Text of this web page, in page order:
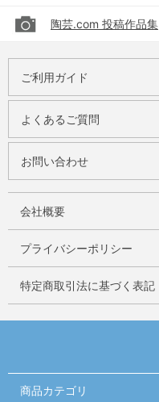
陶芸.com 投稿作品集
ご利用ガイド
よくあるご質問
お問い合わせ
会社概要
プライバシーポリシー
特定商取引法に基づく表記
商品カテゴリ